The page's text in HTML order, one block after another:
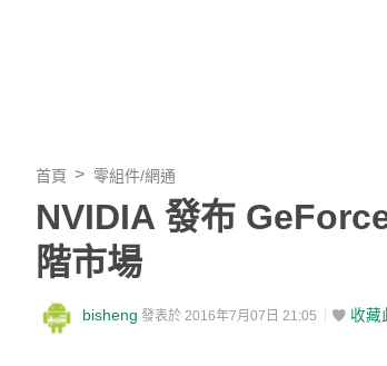
首頁 零組件/網通
NVIDIA 發布
階市場
bisheng 發表於 2016年7月07日 21:05 收藏